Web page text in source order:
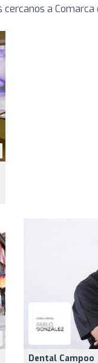
a
Dental Campoo